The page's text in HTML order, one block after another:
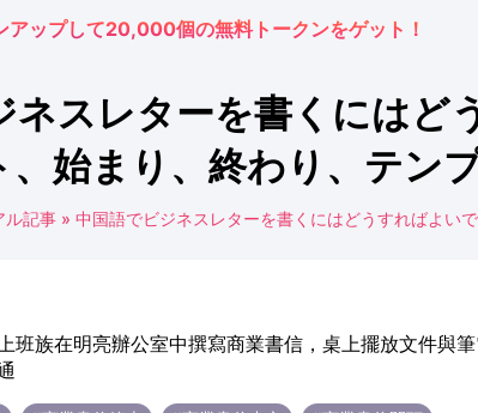
アップして20,000個の無料トークンをゲット！
ネスレターを書くにはど
、始まり、終わり、テン
ル記事» 中国語でビジネスレターを書くにはどうすればよい